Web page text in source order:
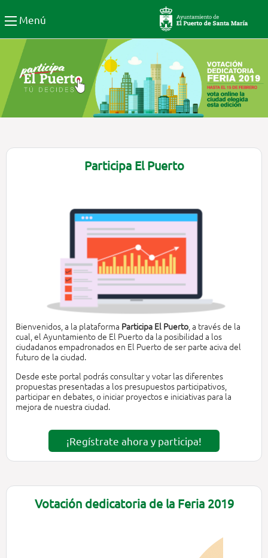
Participa El Puerto de Santa
Menú
Participa El Puerto
Bienvenidos, a la plataforma Participa El Puerto , a través de la
cual, el Ayuntamiento de El Puerto da la posibilidad a los
ciudadanos empadronados en El Puerto de ser parte aciva del
futuro de la ciudad.
Desde este portal podrás consultar y votar las diferentes
propuestas presentadas a los presupuestos participativos,
participar en debates, o iniciar proyectos e iniciativas para la
mejora de nuestra ciudad.
¡Regístrate ahora y participa!
Votación dedicatoria de la Feria 2019